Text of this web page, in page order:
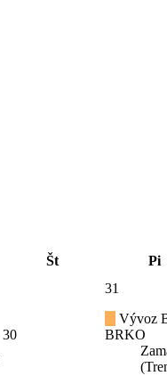
Št Pi
30
31
Vývoz
BRKO